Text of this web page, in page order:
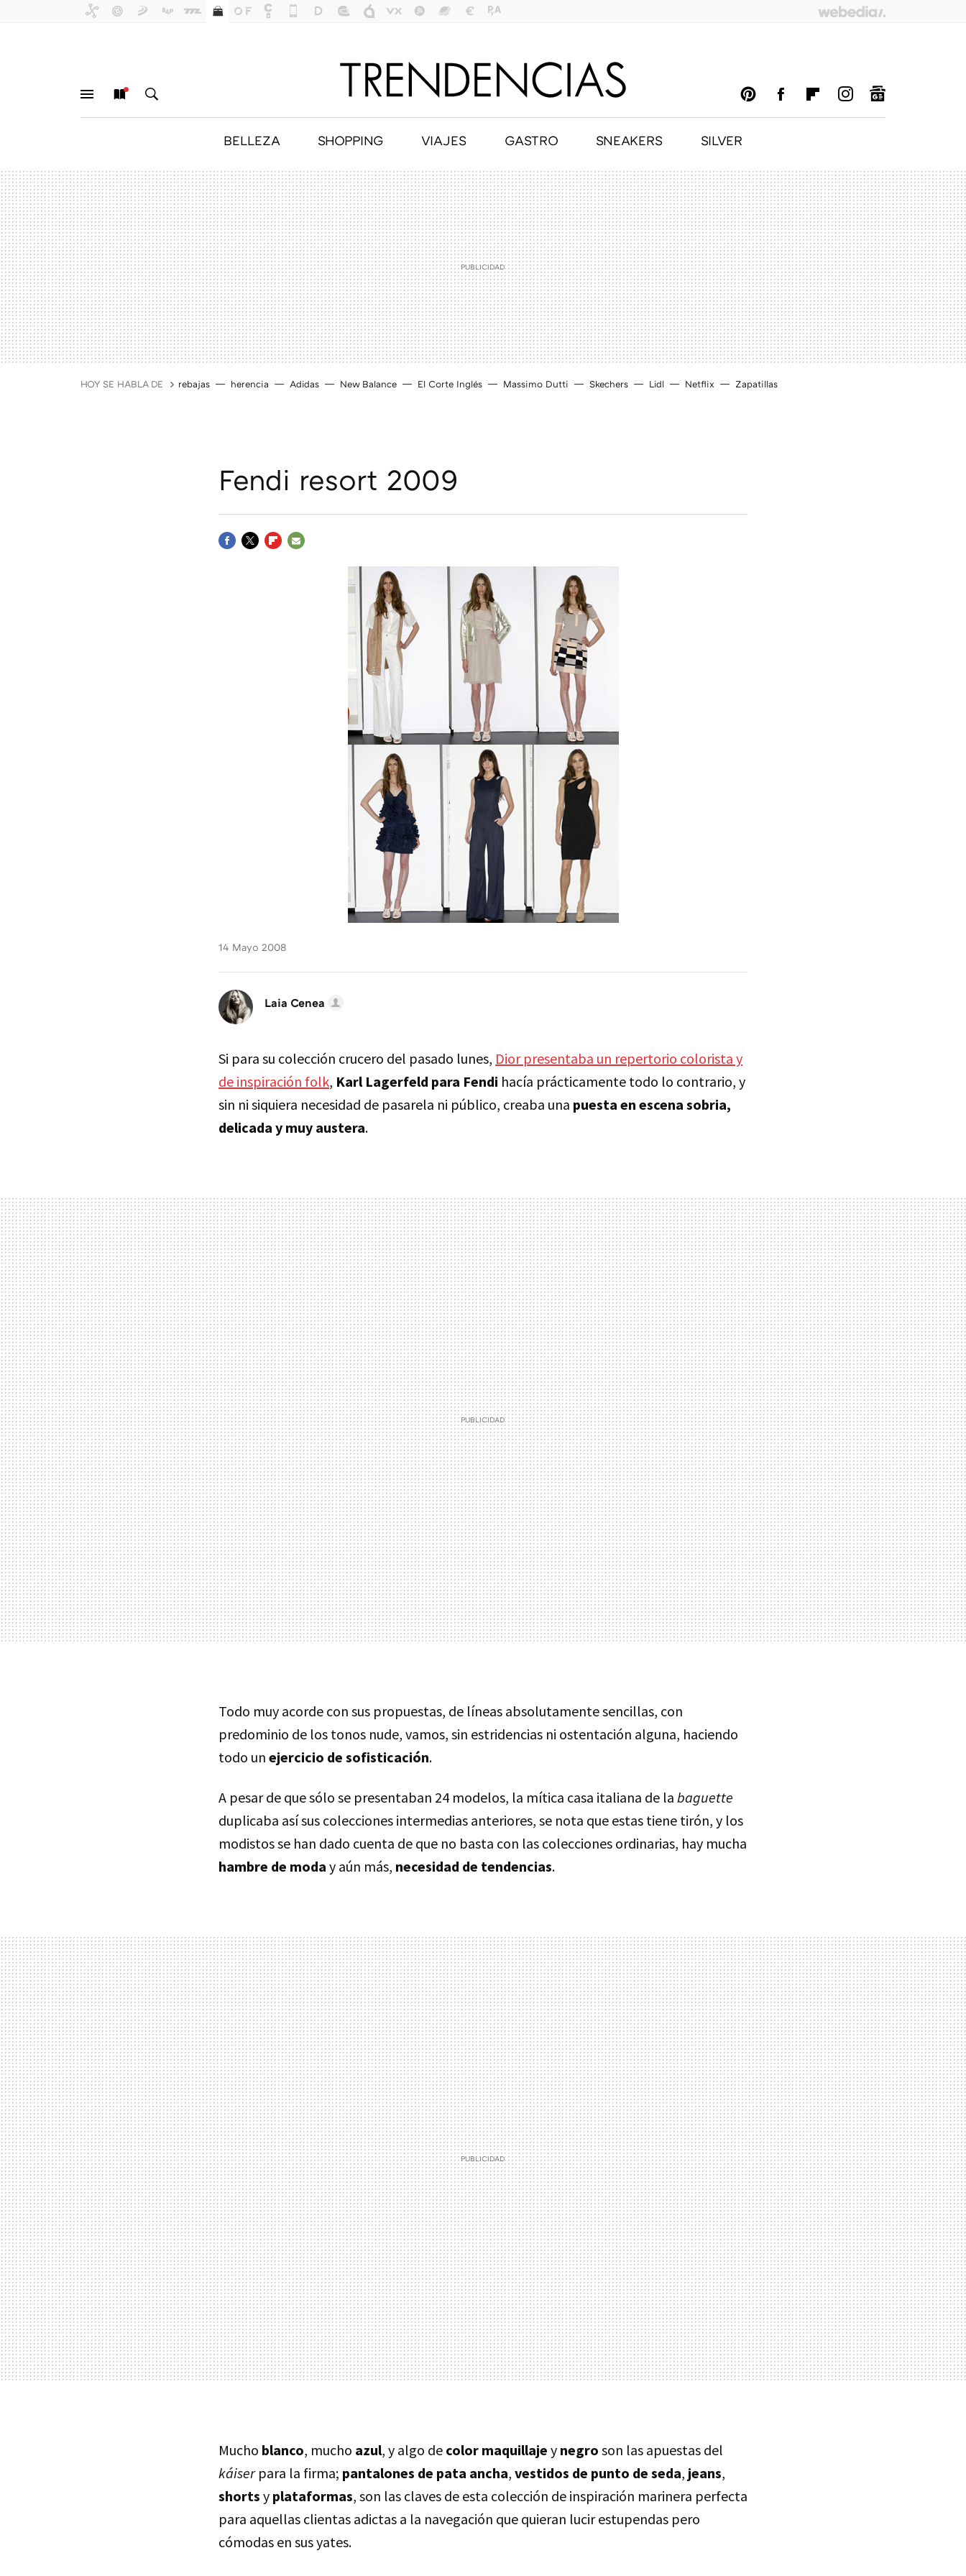
BELLEZA SHOPPING VIAJES GASTRO SNEAKERS SILVER
HOY SE HABLA DE rebajas herencia Adidas New Balance El Corte Inglés Massimo Dutti Skechers Lidl Netflix Zapatillas
Fendi resort 2009
14 Mayo 2008
Laia Cenea
Si para su colección crucero del pasado lunes, Dior presentaba un repertorio colorista y
de inspiración folk, Karl Lagerfeld para Fendi hacía prácticamente todo lo contrario, y
sin ni siquiera necesidad de pasarela ni público, creaba una puesta en escena sobria,
delicada y muy austera.
Todo muy acorde con sus propuestas, de líneas absolutamente sencillas, con
predominio de los tonos nude, vamos, sin estridencias ni ostentación alguna, haciendo
todo un ejercicio de sofisticación.
A pesar de que sólo se presentaban 24 modelos, la mítica casa italiana de la baguette
duplicaba así sus colecciones intermedias anteriores, se nota que estas tiene tirón, y los
modistos se han dado cuenta de que no basta con las colecciones ordinarias, hay mucha
hambre de moda y aún más, necesidad de tendencias.
Mucho blanco, mucho azul, y algo de color maquillaje y negro son las apuestas del
káiser para la firma; pantalones de pata ancha, vestidos de punto de seda, jeans,
shorts y plataformas, son las claves de esta colección de inspiración marinera perfecta
para aquellas clientas adictas a la navegación que quieran lucir estupendas pero
cómodas en sus yates.